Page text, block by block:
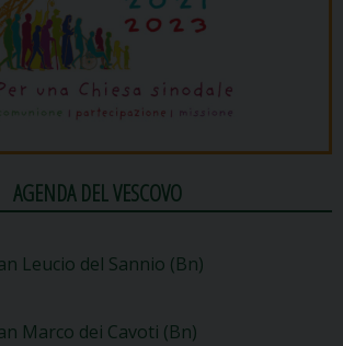
AGENDA DEL VESCOVO
Leucio del Sannio (Bn)
Marco dei Cavoti (Bn)